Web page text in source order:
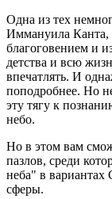
Одна из тех
Иммануила Канта,
благоговением и
детства и всю
впечатлять. И
поподробнее. Но
эту тягу к
небо.
Но в этом вам
пазлов, среди
неба" в
сферы.